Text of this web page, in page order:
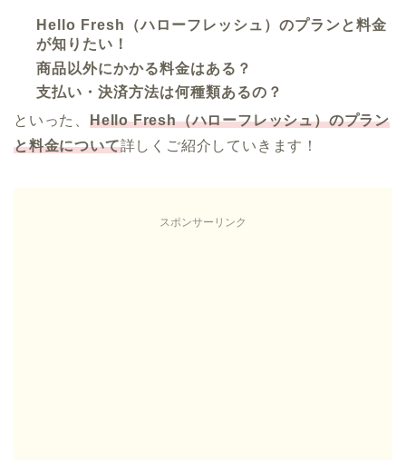
Hello Fresh（ハローフレッシュ）のプランと料金
が知りたい！
商品以外にかかる料金はある？
支払い・決済方法は何種類あるの？
といった、 Hello Fresh（ハローフレッシュ）のプラン
と料金について詳しくご紹介していきます！
スポンサーリンク